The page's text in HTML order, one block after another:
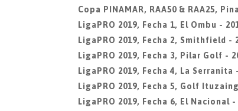
Copa PINAMAR, RAA50 & RAA25,
LigaPRO 2019, Fecha 1, El Ombu -
LigaPRO 2019, Fecha 2, Smithfield -
LigaPRO 2019, Fecha 3, Pilar Golf -
LigaPRO 2019, Fecha 4, La Serranita
LigaPRO 2019, Fecha 5, Golf
LigaPRO 2019, Fecha 6, El Nacional